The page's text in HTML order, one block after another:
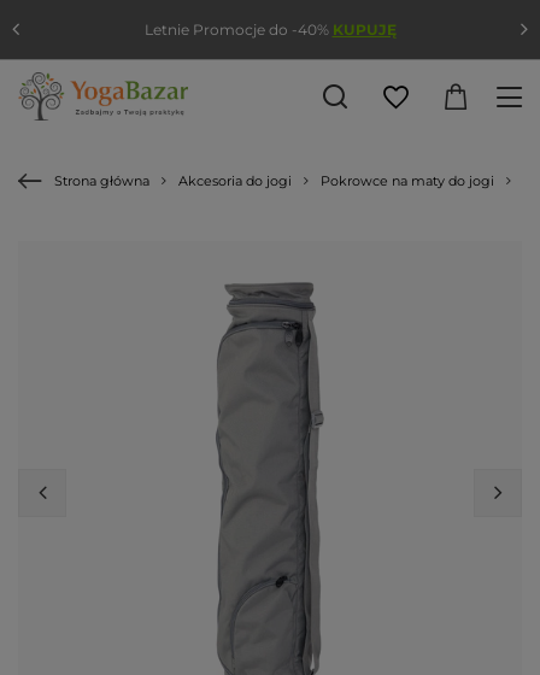
Strona główna Akcesoria do jogi Pokrowce na maty do jogi
Letnie Promocje do -40% KUPUJĘ